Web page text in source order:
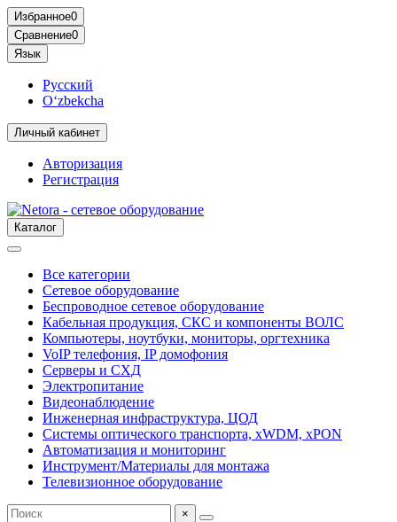
Избранное0
Сравнение0
Язык
Русский
O‘zbekcha
Личный кабинет
Авторизация
Регистрация
Каталог
Все категории
Сетевое оборудование
Беспроводное сетевое оборудование
Кабельная продукция, СКС и компоненты ВОЛС
Компьютеры, ноутбуки, мониторы, оргтехника
VoIP телефония, IP домофония
Серверы и СХД
Электропитание
Видеонаблюдение
Инженерная инфраструктура, ЦОД
Системы оптического транспорта, xWDM, xPON
Автоматизация и мониторинг
Инструмент/Материалы для монтажа
Телевизионное оборудование
×